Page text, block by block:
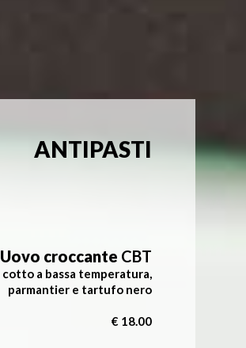
ANTIPASTI
Uovo croccante CBT
cotto a bassa temperatura,
parmantier e tartufo nero
€ 18.00